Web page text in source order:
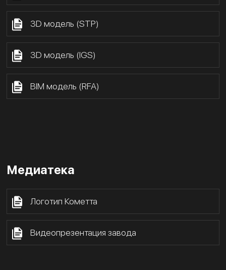
3D модель (STP)
3D модель (IGS)
BIM модель (RFA)
Медиатека
Логотип Кометта
Видеопрезентация завода